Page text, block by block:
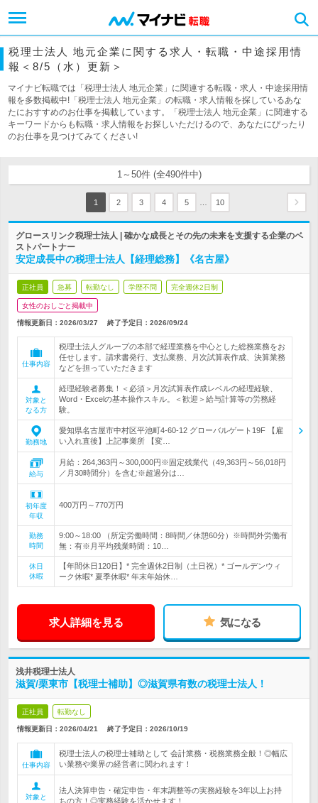
税理士法人 地元企業に関する求人・転職・中途採用情
報＜8/5（水）更新＞
マイナビ転職では「税理士法人 地元企業」に関連する転職・求人・中途採用情
報を多数掲載中!「税理士法人 地元企業」の転職・求人情報を探しているあな
たにおすすめのお仕事を掲載しています。「税理士法人 地元企業」に関連する
キーワードからも転職・求人情報をお探しいただけるので、あなたにぴったり
のお仕事を見つけてみてください!
1～50件 (全490件中)
1 2 3 4 5 10
グロースリンク税理士法人 | 確かな成長とその先の未来を支援する企業のベ
ストパートナー
安定成長中の税理士法人【経理総務】《名古屋》
正社員 急募 転勤なし 学歴不問 完全週休2日制
女性のおしごと掲載中
情報更新日：2026/03/27 終了予定日： 2026/09/24
仕事内容
税理士法人グループの本部で経理業務を中心とした総務業務をお
任せします。請求書発行、支払業務、月次試算表作成、決算業務
などを担っていただきます
対象と
なる方
経理経験者募集！＜必須＞月次試算表作成レベルの経理経験、
Word・Excelの基本操作スキル。＜歓迎＞給与計算等の労務経
験。
勤務地
愛知県名古屋市中村区平池町4-60-12 グローバルゲート19F 【雇
い入れ直後】上記事業所 【変…
給与
月給：264,363円～300,000円※固定残業代（49,363円～56,018円
／月30時間分）を含む※超過分は…
初年度
年収
400万円～770万円
勤務
時間
9:00～18:00 （所定労働時間：8時間／休憩60分）※時間外労働有
無：有※月平均残業時間：10…
休日
休暇
【年間休日120日】* 完全週休2日制（土日祝）* ゴールデンウィ
ーク休暇* 夏季休暇* 年末年始休…
求人詳細を見る 気になる
浅井税理士法人
滋賀/栗東市【税理士補助】◎滋賀県有数の税理士法人！
正社員 転勤なし
情報更新日：2026/04/21 終了予定日： 2026/10/19
仕事内容
税理士法人の税理士補助として 会計業務・税務業務全般！◎幅広
い業務や業界の経営者に関われます！
対象と
法人決算申告・確定申告・年末調整等の実務経験を3年以上お持
ちの方！◎実務経験を活かせます！